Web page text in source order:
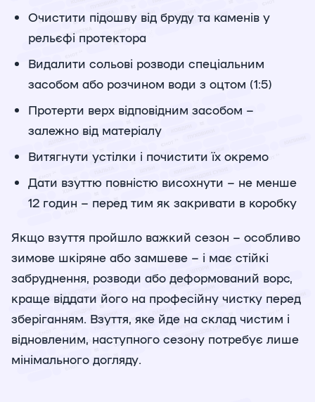
Очистити підошву від бруду та каменів у
рельєфі протектора
Видалити сольові розводи спеціальним
засобом або розчином води з оцтом (1:5)
Протерти верх відповідним засобом –
залежно від матеріалу
Витягнути устілки і почистити їх окремо
Дати взуттю повністю висохнути – не менше
12 годин – перед тим як закривати в коробку
Якщо взуття пройшло важкий сезон – особливо
зимове шкіряне або замшеве – і має стійкі
забруднення, розводи або деформований ворс,
краще віддати його на професійну чистку перед
зберіганням. Взуття, яке йде на склад чистим і
відновленим, наступного сезону потребує лише
мінімального догляду.